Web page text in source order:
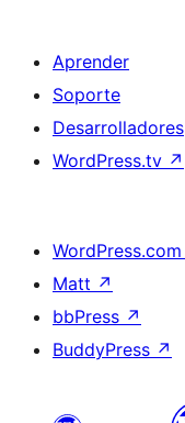
Aprender
Soporte
Desarrolladores
WordPress.tv ↗
WordPress.com
Matt ↗
bbPress ↗
BuddyPress ↗